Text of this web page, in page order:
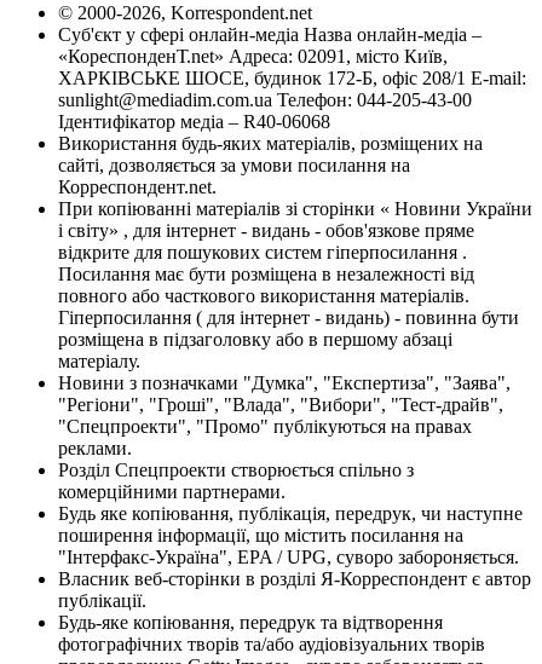
© 2000-2026, Korrespondent.net
Суб'єкт у сфері онлайн-медіа Назва онлайн-медіа –
«КореспонденТ.net» Адреса: 02091, місто Київ,
ХАРКІВСЬКЕ ШОСЕ, будинок 172-Б, офіс 208/1 E-mail:
sunlight@mediadim.com.ua Телефон: 044-205-43-00
Ідентифікатор медіа – R40-06068
Використання будь-яких матеріалів, розміщених на
сайті, дозволяється за умови посилання на
Корреспондент.net.
При копіюванні матеріалів зі сторінки « Новини України
і світу» , для інтернет - видань - обов'язкове пряме
відкрите для пошукових систем гіперпосилання .
Посилання має бути розміщена в незалежності від
повного або часткового використання матеріалів.
Гіперпосилання ( для інтернет - видань) - повинна бути
розміщена в підзаголовку або в першому абзаці
матеріалу.
Новини з позначками "Думка", "Експертиза", "Заява",
"Регіони", "Гроші", "Влада", "Вибори", "Тест-драйв",
"Спецпроекти", "Промо" публікуються на правах
реклами.
Розділ Спецпроекти створюється спільно з
комерційними партнерами.
Будь яке копіювання, публікація, передрук, чи наступне
поширення інформації, що містить посилання на
"Інтерфакс-Україна", EPA / UPG, суворо забороняється.
Власник веб-сторінки в розділі Я-Корреспондент є автор
публікації.
Будь-яке копіювання, передрук та відтворення
фотографічних творів та/або аудіовізуальних творів